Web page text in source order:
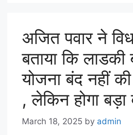
अजित पवार ने
बताया कि लाडकी
योजना बंद नहीं
, लेकिन होगा बड़ा
March 18, 2025 by admin